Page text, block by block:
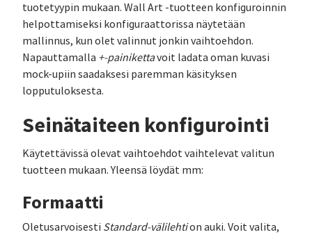
tuotetyypin mukaan. Wall Art -tuotteen konfiguroinnin
helpottamiseksi konfiguraattorissa näytetään
mallinnus, kun olet valinnut jonkin vaihtoehdon.
Napauttamalla +-painikettavoit ladata oman kuvasi
mock-upiin saadaksesi paremman käsityksen
lopputuloksesta.
Seinätaiteen konfigurointi
Käytettävissä olevat vaihtoehdot vaihtelevat valitun
tuotteen mukaan. Yleensä löydät mm:
Formaatti
Oletusarvoisesti Standard-välilehtion auki. Voit valita,